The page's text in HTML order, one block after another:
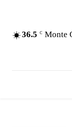
36.5 C Monte